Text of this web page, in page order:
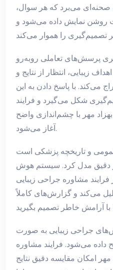
صحنه‌ای می‌برد که هر سوال،
روشن نمایش داده می‌شود و
پرسش‌های تعاملی روبه‌رو
زیبایی، انتظار از نتایج و
می‌کند. با پاسخ دادن به این
شکل می‌گیرد و فرایند
مهر با چشم‌اندازی واضح
آغاز می‌شود.
و تاریخچه پزشکی است
دقیق مدل کرد. سیستم هوش
مشاوره جراحی زیبایی
می‌کند و گزارش‌های کاملاً
جراحی زیبایی به صورت
داده می‌شود. فرایند مشاوره
مهر امکان مقایسه دقیق نتایج